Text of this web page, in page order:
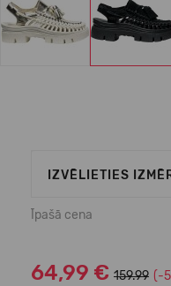
IZVĒLIETIES
Īpašā cena
64,99 € 159.99 (-